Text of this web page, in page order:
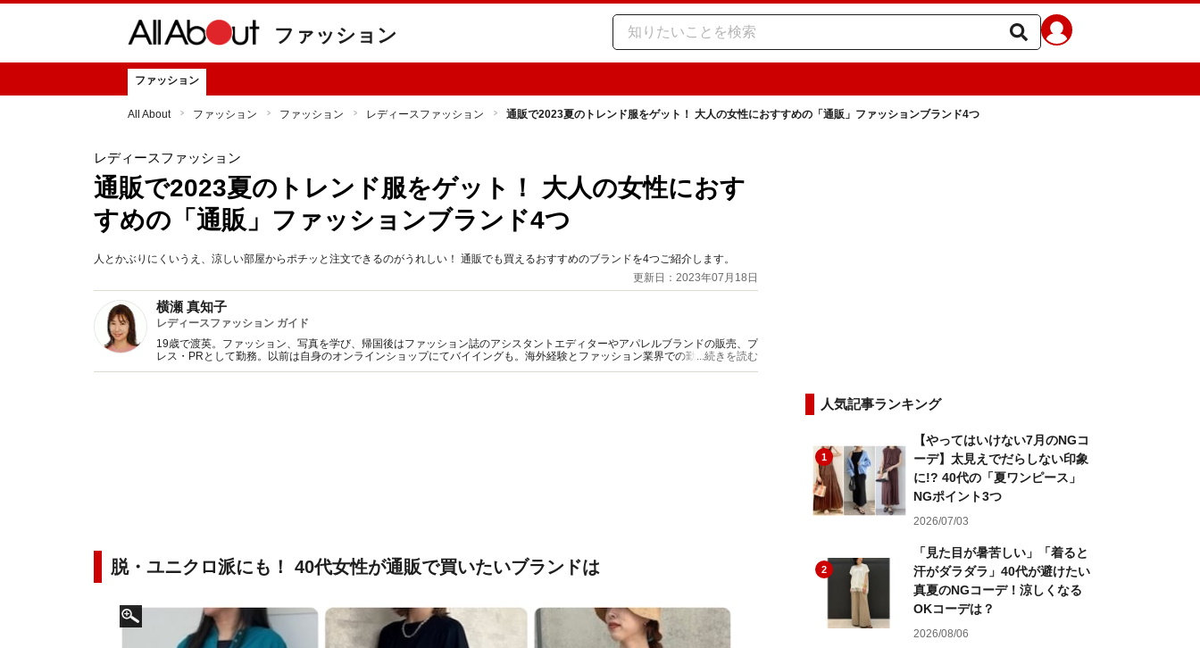
ファッション
ファッション
All About ファッション ファッション レディースファッション 通販で2023夏のトレンド服をゲット！ 大人の女性におすすめの「通販」ファッションブランド4つ
レディースファッション
通販で2023夏のトレンド服をゲット！ 大人の女性におす
すめの「通販」ファッションブランド4つ
人とかぶりにくいうえ、涼しい部屋からポチッと注文できるのがうれしい！ 通販でも買えるおすすめのブランドを4つご紹介します。
更新日：2023年07月18日
横瀬 真知子
レディースファッション ガイド
19歳で渡英。ファッション、写真を学び、帰国後はファッション誌のアシスタントエディターやアパレルブランドの販売、プ
レス・PRとして勤務。以前は自身のオンラインショップにてバイイングも。海外経験とファッション業界での勤務経験から
得た知識をもとに、フレッシュなファッション情報をご提供します。
...続きを読む
脱・ユニクロ派にも！ 40代女性が通販で買いたいブランドは
人気記事ランキング
1
【やってはいけない7月のNGコ
ーデ】太見えでだらしない印象
に!? 40代の「夏ワンピース」
NGポイント3つ
2026/07/03
2
「見た目が暑苦しい」「着ると
汗がダラダラ」40代が避けたい
真夏のNGコーデ！涼しくなる
OKコーデは？
2026/08/06